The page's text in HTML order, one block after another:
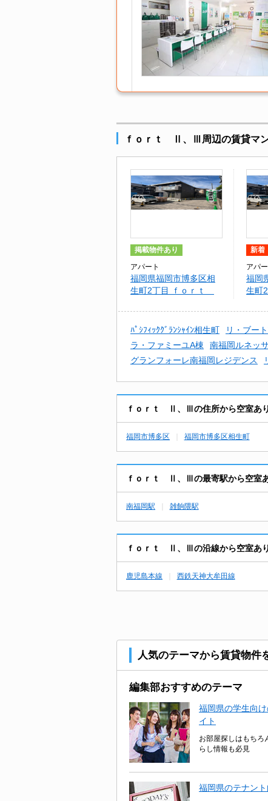
ｆｏｒｔ Ⅱ、Ⅲ周辺の賃貸マン
掲載物件あり
アパート
福岡県福岡市博多区相
生町2丁目 ｆｏｒｔ
新着
アパー
福岡
生町
ﾊﾟｼﾌｨｯｸｸﾞﾗﾝｼｬｲﾝ相生町 リ・ブー
ラ・ファミーユA棟
南福岡ルネッ
グランフォーレ南福岡レジデンス
ｆｏｒｔ Ⅱ、Ⅲの住所から空室あ
福岡市博多区 福岡市博多区相生町
ｆｏｒｔ Ⅱ、Ⅲの最寄駅から空室
南福岡駅 雑餉隈駅
ｆｏｒｔ Ⅱ、Ⅲの沿線から空室あ
鹿児島本線 西鉄天神大牟田線
人気のテーマから賃貸物件
編集部おすすめのテーマ
福岡県の学生向
イト
お部屋探しはもちろ
らし情報も必見
福岡県のテナン